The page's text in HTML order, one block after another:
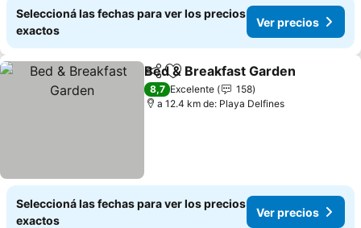
Seleccioná las fechas para ver los precios
exactos
Ver precios
CompartirAñadir a favoritos
Bed & Breakfast Garden
8,7 Excelente
158
a 12.4 km de: Playa Delfines
Seleccioná las fechas para ver los precios
exactos
Ver precios